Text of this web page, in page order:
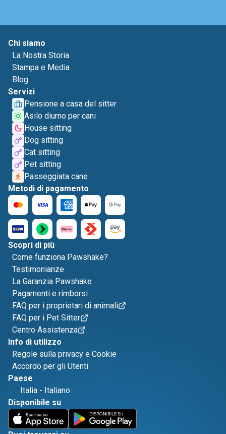
Chi siamo
La Nostra Storia
Stampa e Media
Blog
Servizi
Pensione a casa del sitter
Asilo diurno per cani
House sitting
Dog sitting
Cat sitting
Pet sitting
Passeggiata cane
Metodi di pagamento
Scopri di più
Come funziona Pawshake?
Testimonianze
La Garanzia Pawshake
Pagamenti e rimborsi
FAQ per i proprietari di animali
FAQ per i Pet Sitter
Centro Assistenza
Info di utilizzo
Regole sulla privacy e Cookie
Accordo per gli Utenti
Paese
Italia - Italiano
Disponibile su